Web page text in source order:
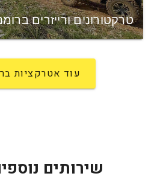
טרקטורונים ורייזרים
עוד אטרקציות
שירותים